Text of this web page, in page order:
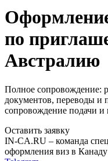
по
Австралию
Полное сопровождение:
документов, переводы и
сопровождение подачи и
Оставить заявку
IN-CA.RU – команда
оформления виз в